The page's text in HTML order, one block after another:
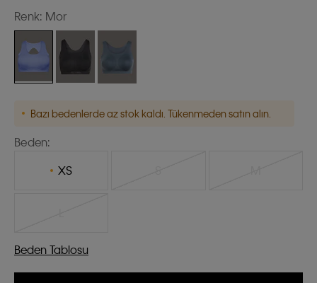
Renk: Mor
Bazı bedenlerde az stok kaldı. Tükenmeden satın alın.
Beden:
XS
Beden Tablosu